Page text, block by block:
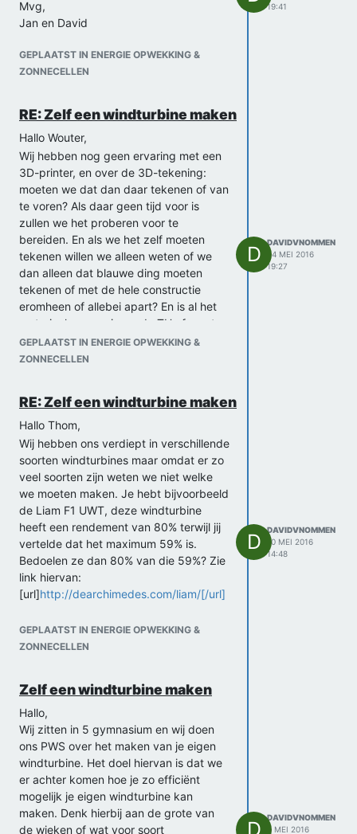
Mvg,
Jan en David
GEPLAATST IN ENERGIE OPWEKKING &
ZONNECELLEN
19:41
RE: Zelf een windturbine maken
Hallo Wouter,
Wij hebben nog geen ervaring met een
3D-printer, en over de 3D-tekening:
moeten we dat dan daar tekenen of van
te voren? Als daar geen tijd voor is
zullen we het proberen voor te
bereiden. En als we het zelf moeten
tekenen willen we alleen weten of we
dan alleen dat blauwe ding moeten
tekenen of met de hele constructie
eromheen of allebei apart? En is al het
materiaal aanwezig op de TU of moeten
we zelf bijvoorbeeld een dynamo of
motortje meenemen? Graag hoor ik van
Jan en David
GEPLAATST IN ENERGIE OPWEKKING &
ZONNECELLEN
D
DAVIDVNOMMEN
24 MEI 2016
19:27
RE: Zelf een windturbine maken
Hallo Thom,
Wij hebben ons verdiept in verschillende
soorten windturbines maar omdat er zo
veel soorten zijn weten we niet welke
we moeten maken. Je hebt bijvoorbeeld
de Liam F1 UWT, deze windturbine
heeft een rendement van 80% terwijl jij
vertelde dat het maximum 59% is.
Bedoelen ze dan 80% van die 59%? Zie
link hiervan:
[url]http://dearchimedes.com/liam/[/url]
te maken en daarom vroegen we ons af
of dit te realiseren is.
Jan Holleman & David van Ommen
GEPLAATST IN ENERGIE OPWEKKING &
ZONNECELLEN
D
DAVIDVNOMMEN
10 MEI 2016
14:48
Zelf een windturbine maken
Hallo,
Wij zitten in 5 gymnasium en wij doen
ons PWS over het maken van je eigen
windturbine. Het doel hiervan is dat we
er achter komen hoe je zo efficiënt
mogelijk je eigen windturbine kan
maken. Denk hierbij aan de grote van
de wieken of wat voor soort
DAVIDVNOMMEN
4 MEI 2016